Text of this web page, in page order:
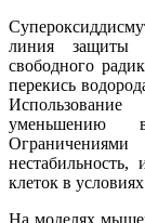
линия защиты
свободного
перекись
уменьшению
нестабильность,
клеток в
На моделях